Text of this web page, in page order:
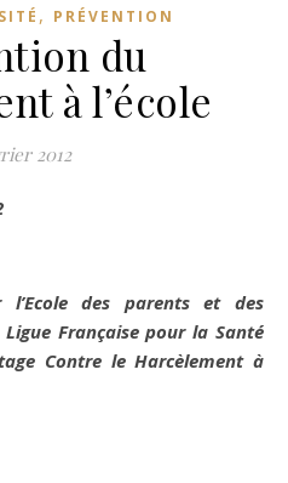
, PRÉVENTION
du
à l’école
2012
l’Ecole des parents et des
Française pour la Santé
Contre le Harcèlement à